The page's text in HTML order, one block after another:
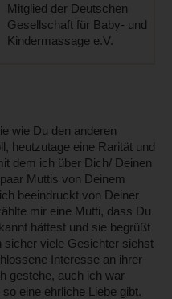
Mitglied der Deutschen
Gesellschaft für Baby- und
Kindermassage e.V.
wie Du den anderen
heutzutage eine Rarität und
dem ich über Dich/ Deinen
Muttis von Deinem
beeindruckt von Deiner
mir eine Mutti, dass Du
hättest und sie begrüßt
sicher viele Gesichter siehst
Interesse an ihrer
gestehe, auch ich war
eine ehrliche Liebe gibt.